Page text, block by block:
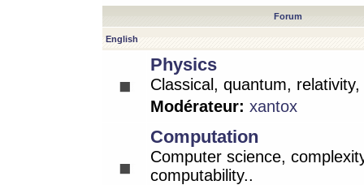
Forum
English
Physics
Classical, quantum,
Modérateur: xantox
Computation
Computer science,
computability..